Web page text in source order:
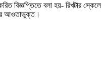
বিজ্ঞপ্তিতে বলা হয়- রিখটার স্কেলে
আওতাভুক্ত।